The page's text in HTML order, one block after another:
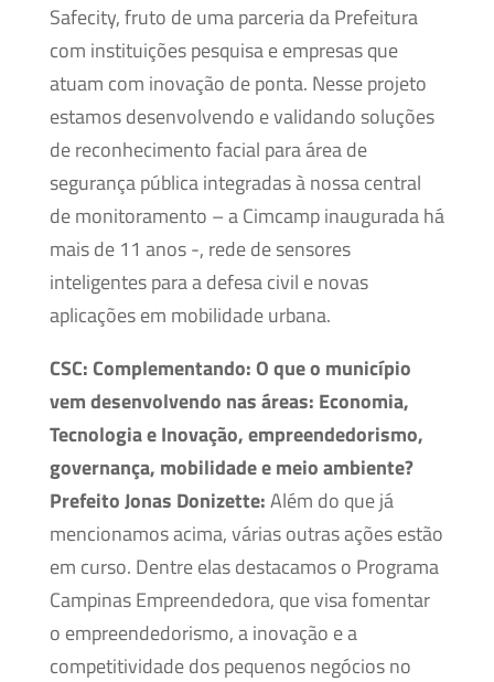
Safecity, fruto de uma parceria da Prefeitura
com instituições pesquisa e empresas que
atuam com inovação de ponta. Nesse projeto
estamos desenvolvendo e validando soluções
de reconhecimento facial para área de
segurança pública integradas à nossa central
de monitoramento – a Cimcamp inaugurada há
mais de 11 anos -, rede de sensores
inteligentes para a defesa civil e novas
aplicações em mobilidade urbana.
CSC: Complementando: O que o município
vem desenvolvendo nas áreas: Economia,
Tecnologia e Inovação, empreendedorismo,
governança, mobilidade e meio ambiente?
Prefeito Jonas Donizette:Além do que já
mencionamos acima, várias outras ações estão
em curso. Dentre elas destacamos o Programa
Campinas Empreendedora, que visa fomentar
o empreendedorismo, a inovação e a
competitividade dos pequenos negócios no